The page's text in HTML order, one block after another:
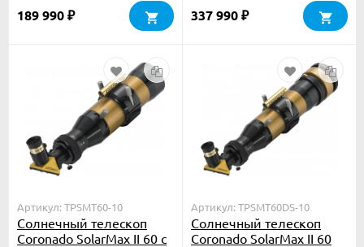
189 990 ₽ 337 990 ₽
Артикул: TPSMT60-10
Солнечный телескоп
Coronado SolarMax II 60 с
Артикул: TPSMT60DS-10
Солнечный телескоп
Coronado SolarMax II 60